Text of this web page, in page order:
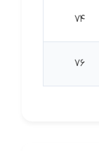
74
76